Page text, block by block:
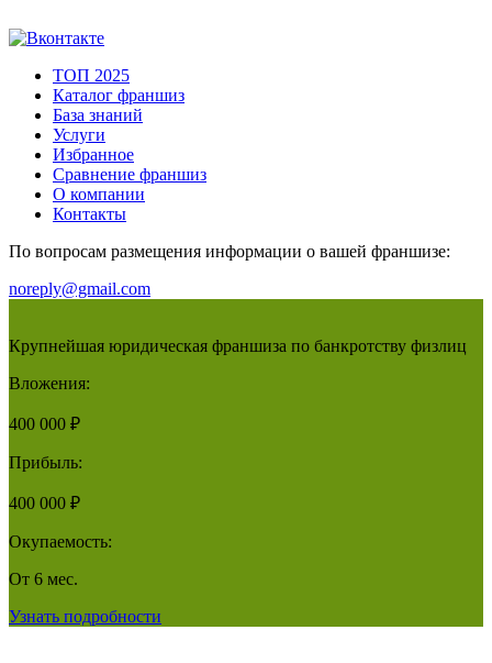
ТОП 2025
Каталог франшиз
База знаний
Услуги
Избранное
Сравнение франшиз
О компании
Контакты
По вопросам размещения информации о вашей франшизе:
noreply@gmail.com
Крупнейшая юридическая франшиза по банкротству физлиц
Вложения:
400 000 ₽
Прибыль:
400 000 ₽
Окупаемость:
От 6 мес.
Узнать подробности